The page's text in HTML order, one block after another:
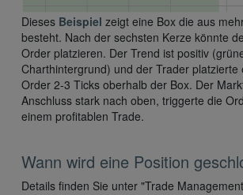
Dieses Beispiel zeigt eine Box die aus
besteht. Nach der sechsten Kerze könnte
Order platzieren. Der Trend ist positiv
Charthintergrund) und der Trader platzierte
Order 2-3 Ticks oberhalb der Box. Der
Anschluss stark nach oben, triggerte die
einem profitablen Trade.
Wann wird eine Position
Details finden Sie unter "Trade